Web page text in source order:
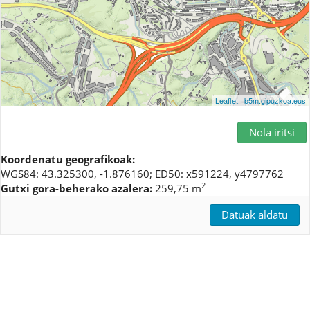
Leaflet | b5m.gipuzkoa.eus
Nola iritsi
Koordenatu geografikoak:
WGS84: 43.325300, -1.876160; ED50: x591224, y4797762
Gutxi gora-beherako azalera: 259,75 m2
Datuak aldatu